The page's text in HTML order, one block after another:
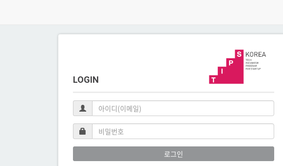
LOGIN
이
디
(이
메
일)
밀
번
호
로그인